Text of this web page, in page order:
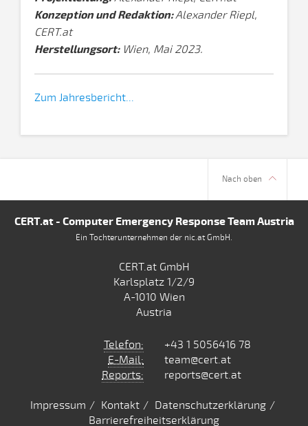
Konzeption und Redaktion:Alexander Riepl,
CERT.at
Herstellungsort:Wien, Mai 2023.
Zum Jahresbericht...
Nach oben
CERT.at - Computer Emergency Response Team Austria
Ein Tochterunternehmen der nic.at GmbH.
CERT.at GmbH
Karlsplatz 1/2/9
A-1010 Wien
Austria
Telefon:
+43 1 5056416 78
E-Mail:
team@cert.at
Reports:
reports@cert.at
Impressum Kontakt
Datenschutzerklärung
Barrierefreiheitserklärung